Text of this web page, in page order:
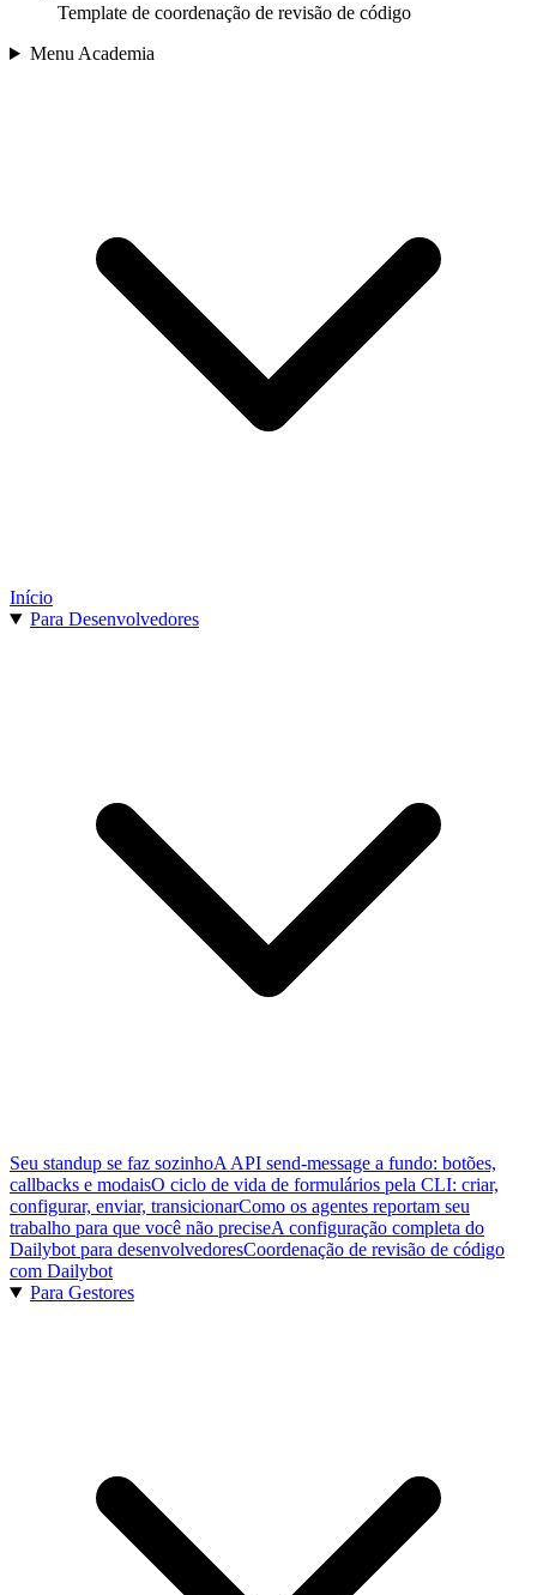
Template de coordenação de revisão de código
Menu Academia
Início
Para Desenvolvedores
Seu standup se faz sozinhoA API send-message a fundo: botões,
callbacks e modaisO ciclo de vida de formulários pela CLI: criar,
configurar, enviar, transicionarComo os agentes reportam seu
trabalho para que você não preciseA configuração completa do
Dailybot para desenvolvedoresCoordenação de revisão de código
com Dailybot
Para Gestores